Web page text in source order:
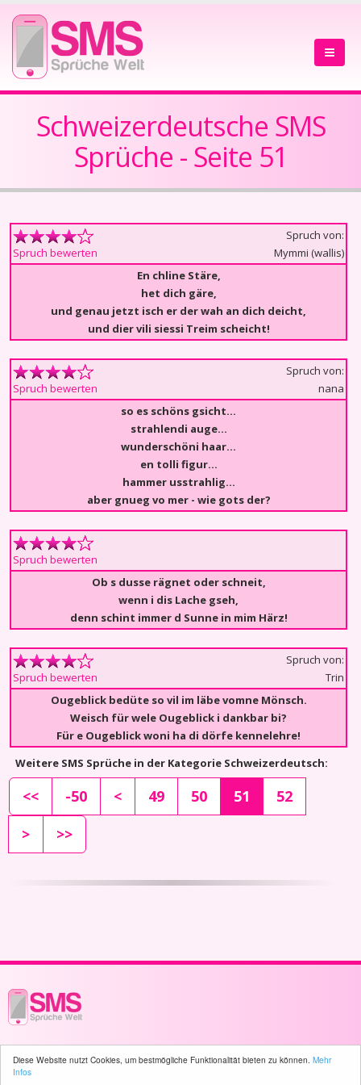
Diese Website nutzt Cookies, um bestmögliche Funktionalität bieten zu können. Mehr
Infos
Schweizerdeutsche SMS
Sprüche - Seite 51
Spruch bewerten
Spruch von:
Mymmi (wallis)
En chline Stäre,
het dich gäre,
und genau jetzt isch er der wah an dich deicht,
und dier vili siessi Treim scheicht!
Spruch bewerten
Spruch von:
nana
so es schöns gsicht...
strahlendi auge...
wunderschöni haar...
en tolli figur...
hammer usstrahlig...
aber gnueg vo mer - wie gots der?
Spruch bewerten
Ob s dusse rägnet oder schneit,
wenn i dis Lache gseh,
denn schint immer d Sunne in mim Härz!
Spruch bewerten
Spruch von:
Trin
Ougeblick bedüte so vil im läbe vomne Mönsch.
Weisch für wele Ougeblick i dankbar bi?
Für e Ougeblick woni ha di dörfe kennelehre!
Weitere SMS Sprüche in der Kategorie Schweizerdeutsch:
<< -50 < 49 50 51
52
>
>>
© 2003 - 2026 -sms-sprueche-welt.ch- All rights reserved -806 user(s)
online